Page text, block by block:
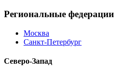
Региональные федерации
Москва
Санкт-Петербург
Северо-Запад